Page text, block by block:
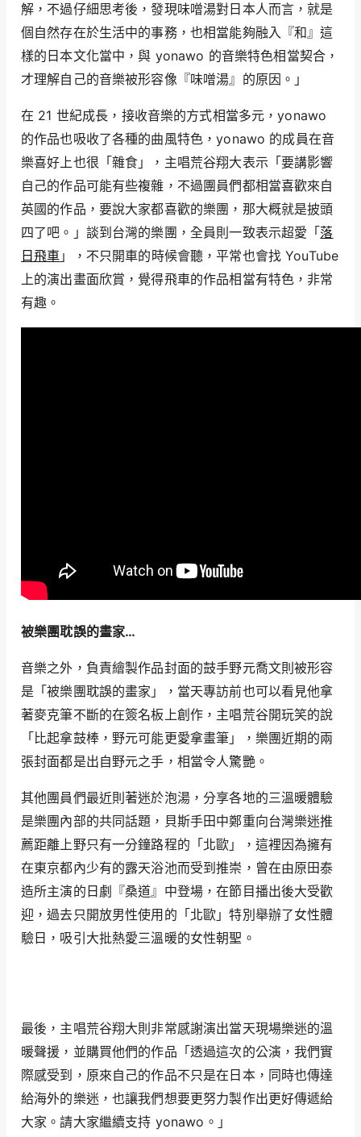
解，不過仔細思考後，發現味噌湯對日本人而言，就是
個自然存在於生活中的事務，也相當能夠融入『和』這
樣的日本文化當中，與 yonawo 的音樂特色相當契合，
才理解自己的音樂被形容像『味噌湯』的原因。」
在 21 世紀成長，接收音樂的方式相當多元，yonawo
的作品也吸收了各種的曲風特色，yonawo 的成員在音
樂喜好上也很「雜食」，主唱荒谷翔大表示「要講影響
自己的作品可能有些複雜，不過團員們都相當喜歡來自
英國的作品，要說大家都喜歡的樂團，那大概就是披頭
四了吧。」談到台灣的樂團，全員則一致表示超愛「落
日飛車 」，不只開車的時候會聽，平常也會找 YouTube
上的演出畫面欣賞，覺得飛車的作品相當有特色，非常
有趣。
被樂團耽誤的畫家…
音樂之外，負責繪製作品封面的鼓手野元喬文則被形容
是「被樂團耽誤的畫家」，當天專訪前也可以看見他拿
著麥克筆不斷的在簽名板上創作，主唱荒谷開玩笑的說
「比起拿鼓棒，野元可能更愛拿畫筆」，樂團近期的兩
張封面都是出自野元之手，相當令人驚艷。
其他團員們最近則著迷於泡湯，分享各地的三溫暖體驗
是樂團內部的共同話題，貝斯手田中鄭重向台灣樂迷推
薦距離上野只有一分鐘路程的「北歐」，這裡因為擁有
在東京都內少有的露天浴池而受到推崇，曾在由原田泰
造所主演的日劇『桑道』中登場，在節目播出後大受歡
迎，過去只開放男性使用的「北歐」特別舉辦了女性體
驗日，吸引大批熱愛三溫暖的女性朝聖。
最後，主唱荒谷翔大則非常感謝演出當天現場樂迷的溫
暖聲援，並購買他們的作品「透過這次的公演，我們實
際感受到，原來自己的作品不只是在日本，同時也傳達
給海外的樂迷，也讓我們想要更努力製作出更好傳遞給
大家。請大家繼續支持 yonawo。」